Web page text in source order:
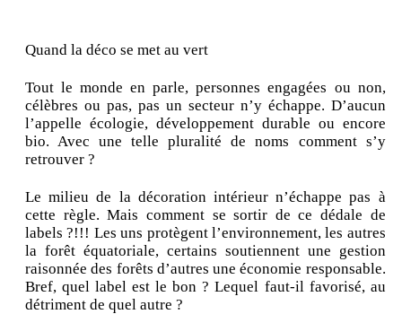
Quand la déco se met au vert
Tout le monde en parle, personnes engagées ou non,
célèbres ou pas, pas un secteur n’y échappe. D’aucun
l’appelle écologie, développement durable ou encore
bio. Avec une telle pluralité de noms comment s’y
retrouver ?
Le milieu de la décoration intérieur n’échappe pas à
cette règle. Mais comment se sortir de ce dédale de
labels ?!!! Les uns protègent l’environnement, les autres
la forêt équatoriale, certains soutiennent une gestion
raisonnée des forêts d’autres une économie responsable.
Bref, quel label est le bon ? Lequel faut-il favorisé, au
détriment de quel autre ?